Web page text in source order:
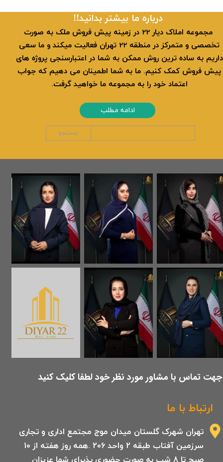
ارتباط با ما
تهران شهرک گلستان میدان موج مجتمع اداری و تجاری
سرزمین آفتاب طبقه 2 واحد 206 .همه روز هفته از 10
​جهت تماس با مشاور مورد نظر خود لطفا کلیک کنید
​​درباره ما بیشتر بدانید!!
​ مجموعه املاک دیار 22 در زمینه پیش فروش ملک به صورت
تخصصی و متمرکز در منطقه 22 تهران فعالیت میکند و ما سعی
داریم به ساده ترین روش ممکن به شما در اعتبارسنجی پروژه های
پیش فروش کمک کنیم. ما به شما اطمینان می دهیم که جواب
اعتماد خود را به مجموعه ما خواهید گرفت.
ادامه مطلب
جستجو